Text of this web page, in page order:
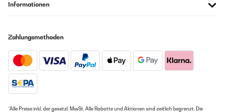
Informationen
Zahlungsmethoden
*Alle Preise inkl. der gesetzl. MwSt. Alle Rabatte und Aktionen sind zeitlich begrenzt. Die